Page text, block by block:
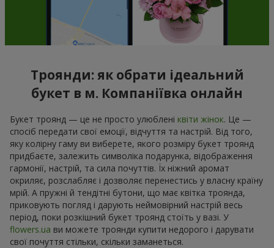
Троянди: як обрати ідеальний
букет в м. Компаніївка онлайн
Букет троянд — це не просто улюблені квіти жінок. Це —
спосіб передати свої емоції, відчуття та настрій. Від того,
яку колірну гаму ви виберете, якого розміру букет троянд
придбаєте, залежить символіка подарунка, відображення
гармонії, настрій, та сила почуттів. Їх ніжний аромат
окриляє, розслабляє і дозволяє перенестись у власну країну
мрій. А пружні й тендітні бутони, що має квітка троянда,
приковують погляд і дарують неймовірний настрій весь
період, поки розкішний букет троянд стоїть у вазі. У
flowers.ua ви можете троянди купити недорого і дарувати
свої почуття стільки, скільки заманеться.